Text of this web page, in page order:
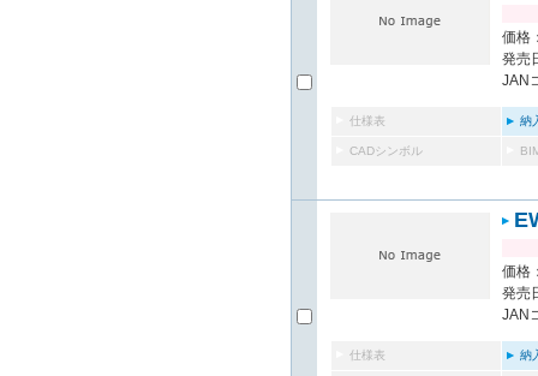
価格
発売
JAN
仕様表 納
CADシンボル
価格
発売
JAN
仕様表 納